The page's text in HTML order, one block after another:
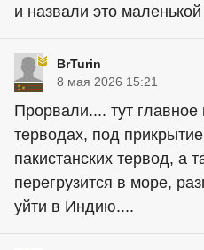
и назвали это
BrTurin
8 мая 2026 15:21
Прорвали.... тут
терводах, под
пакистанских тервод, а
перегрузится в море,
уйти в Индию....